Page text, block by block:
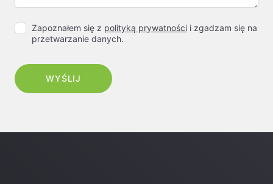
Zapoznałem się z polityką prywatności i zgadzam się na
przetwarzanie danych.